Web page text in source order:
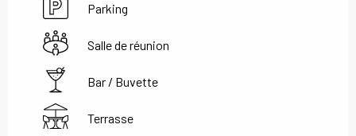
Parking
Salle de réunion
Bar / Buvette
Terrasse